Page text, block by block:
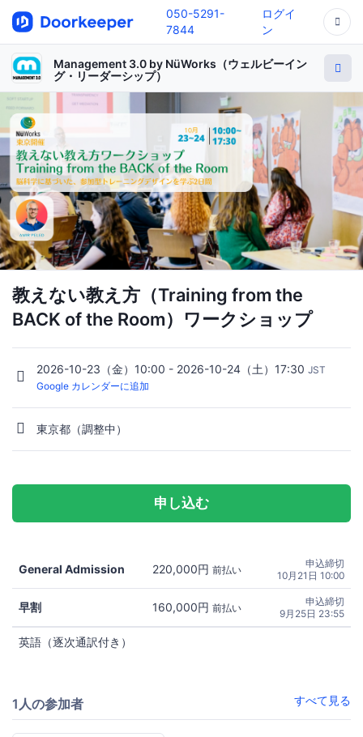
050-5291-
7844
ログイ
ン
Management 3.0 by NüWorks（ウェルビーイン
グ・リーダーシップ）
教えない教え方（Training from the
BACK of the Room）ワークショップ
2026-10-23（金）10:00 - 2026-10-24（土）17:30 JST
Google カレンダーに追加
東京都（調整中）
申し込む
General Admission 220,000円 前払い
申込締切
10月21日 10:00
早割 160,000円 前払い
申込締切
9月25日 23:55
英語（逐次通訳付き）
1人の参加者 すべて見る